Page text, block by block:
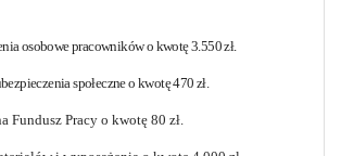
osobowe pracowników o kwotę 3.550 zł.
społeczne o kwotę 470 zł.
Fundusz Pracy o kwotę 80 zł.